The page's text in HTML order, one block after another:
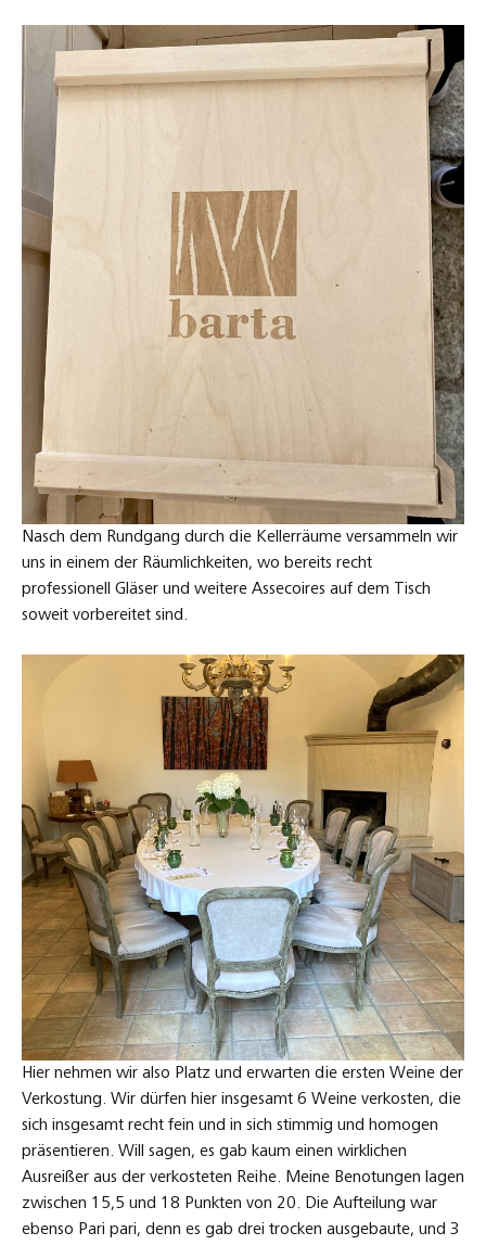
Nasch dem Rundgang durch die Kellerräume versammeln wir
uns in einem der Räumlichkeiten, wo bereits recht
professionell Gläser und weitere Assecoires auf dem Tisch
soweit vorbereitet sind.
Hier nehmen wir also Platz und erwarten die ersten Weine der
Verkostung. Wir dürfen hier insgesamt 6 Weine verkosten, die
sich insgesamt recht fein und in sich stimmig und homogen
präsentieren. Will sagen, es gab kaum einen wirklichen
Ausreißer aus der verkosteten Reihe. Meine Benotungen lagen
zwischen 15,5 und 18 Punkten von 20. Die Aufteilung war
ebenso Pari pari, denn es gab drei trocken ausgebaute, und 3